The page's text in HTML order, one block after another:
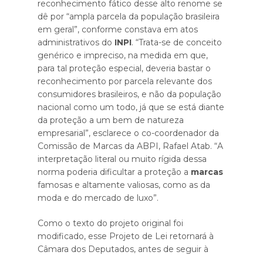
reconhecimento fático desse alto renome se
dê por “ampla parcela da população brasileira
em geral”, conforme constava em atos
administrativos do INPI. “Trata-se de conceito
genérico e impreciso, na medida em que,
para tal proteção especial, deveria bastar o
reconhecimento por parcela relevante dos
consumidores brasileiros, e não da população
nacional como um todo, já que se está diante
da proteção a um bem de natureza
empresarial”, esclarece o co-coordenador da
Comissão de Marcas da ABPI, Rafael Atab. “A
interpretação literal ou muito rígida dessa
norma poderia dificultar a proteção a marcas
famosas e altamente valiosas, como as da
moda e do mercado de luxo”.
Como o texto do projeto original foi
modificado, esse Projeto de Lei retornará à
Câmara dos Deputados, antes de seguir à